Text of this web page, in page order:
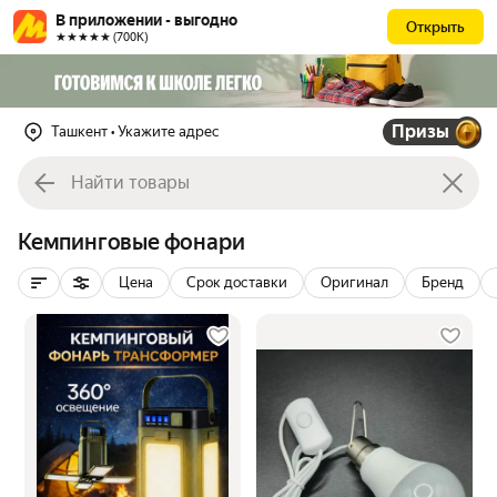
В приложении - выгодно
★★★★★ (700К)
Открыть
Ташкент • Укажите адрес Призы
Кемпинговые фонари
Цена Срок доставки Оригинал Бренд